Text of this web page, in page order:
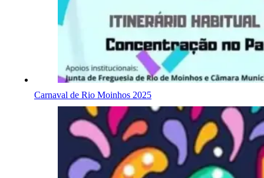
Carnaval de Rio Moinhos 2025